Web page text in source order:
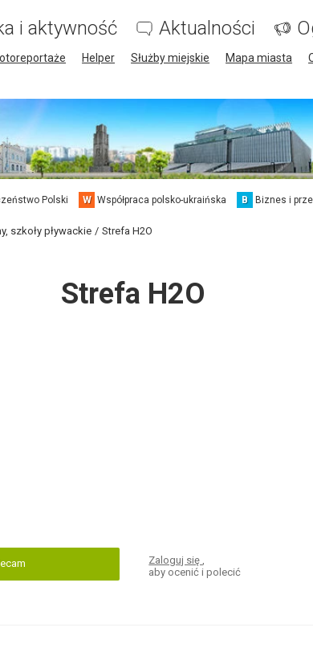
i aktywność Aktualności
Helper Służby miejskie Mapa miasta
Polski W Współpraca polsko-ukraińska B Biznes i
szkoły pływackie Strefa H2O
Strefa H2O
Zaloguj się,
aby ocenić i polecić